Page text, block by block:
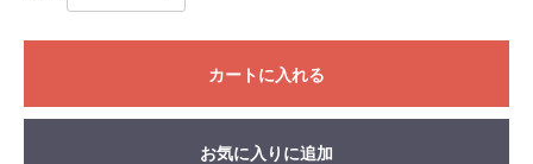
カートに入れる
お気に入りに追加